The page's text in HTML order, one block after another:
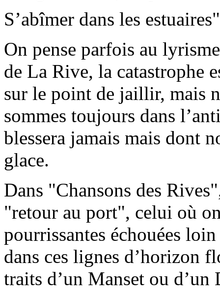
S’abîmer dans les estuaires"
On pense parfois au
de La Rive, la catastrophe
sur le point de jaillir, mais
sommes toujours dans
blessera jamais mais dont
glace.
Dans "Chansons des
"retour au port", celui où
pourrissantes échouées
dans ces lignes d’horizon
traits d’un Manset ou